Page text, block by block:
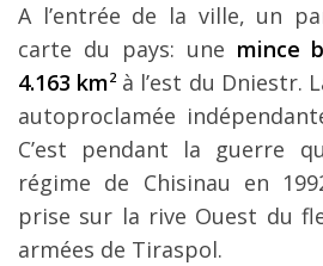
A l’entrée de la ville, un
carte du pays: une mince
4.163 km2 à l’est du Dniestr.
autoproclamée
C’est pendant la guerre
régime de Chisinau en
prise sur la rive Ouest du
armées de Tiraspol.